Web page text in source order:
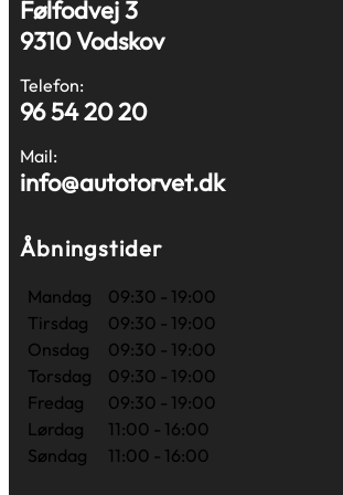
Følfodvej 3
9310 Vodskov
Telefon:
96 54 20 20
Mail:
info@autotorvet.dk
Åbningstider
Mandag
09:30 - 19:00
Tirsdag
09:30 - 19:00
Onsdag
09:30 - 19:00
Torsdag
09:30 - 19:00
Fredag
09:30 - 19:00
Lørdag
11:00 - 16:00
Søndag
11:00 - 16:00